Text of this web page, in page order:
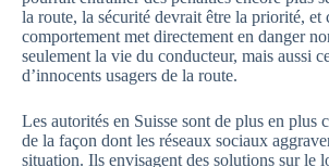
la route, la sécurité devrait être la priorité, et
comportement met directement en danger
seulement la vie du conducteur, mais aussi
d’innocents usagers de la route.
Les autorités en Suisse sont de plus en plus
de la façon dont les réseaux sociaux
situation. Ils envisagent des solutions sur le